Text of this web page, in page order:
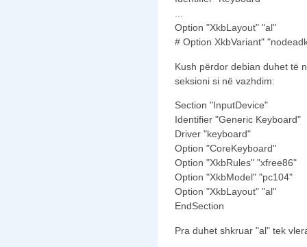
...
Option "XkbLayout" "al"
# Option XkbVariant"
Kush përdor debian duhet të
seksioni si në vazhdim:
Section "InputDevice"
Identifier "Generic Keyboard"
Driver "keyboard"
Option "CoreKeyboard"
Option "XkbRules" "xfree86"
Option "XkbModel" "pc104"
Option "XkbLayout" "al"
EndSection
Pra duhet shkruar "al" tek